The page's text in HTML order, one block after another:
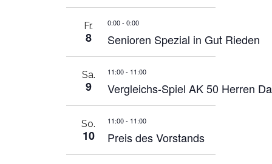
Fr.
8
0:00- 0:00
Senioren Spezial in Gut Rieden
Sa.
9
11:00- 11:00
Vergleichs-Spiel AK 50 Herren
So.
10
11:00- 11:00
Preis des Vorstands